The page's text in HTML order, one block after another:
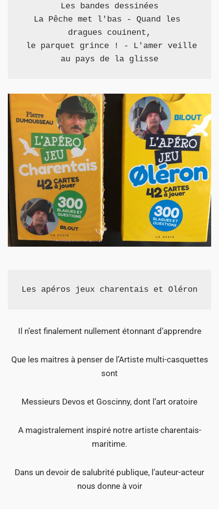
Les bandes dessinées
La Pêche met l'bas - Quand les
dragues couinent,
au pays de la glisse
Les apéros jeux charentais et Oléron
Il n’est finalement nullement étonnant d’apprendre
Que les maitres à penser de l’Artiste multi-casquettes
sont
Messieurs Devos et Goscinny, dont l’art oratoire
A magistralement inspiré notre artiste charentais-
maritime.
Dans un devoir de salubrité publique, l’auteur-acteur
nous donne à voir